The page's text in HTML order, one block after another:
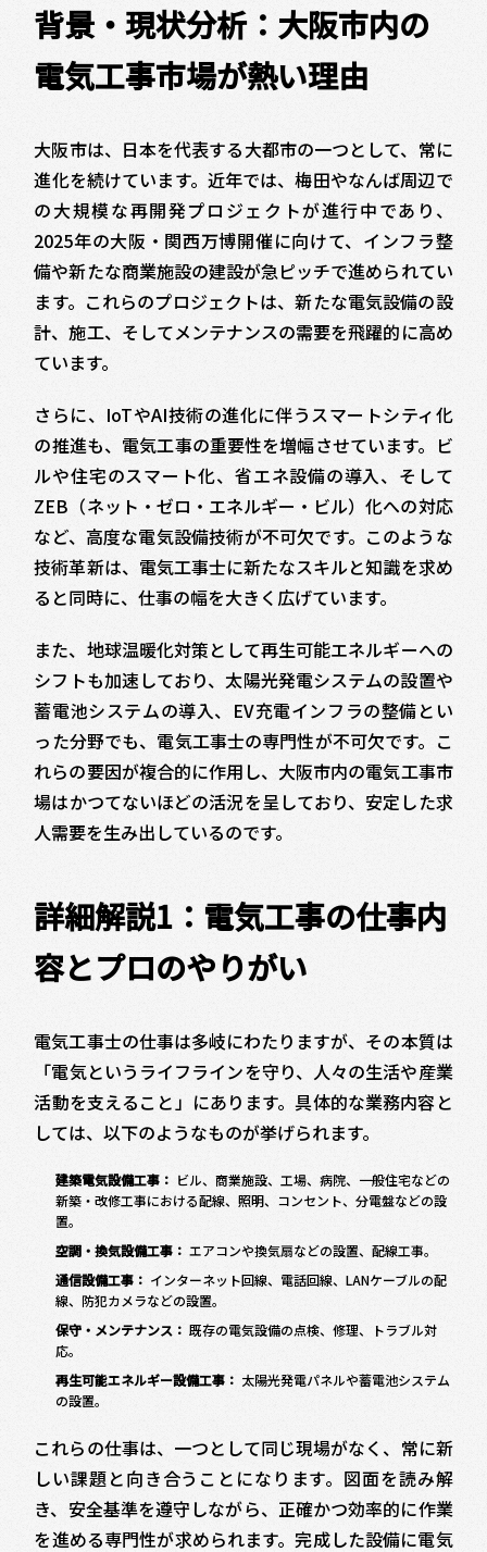
背景・現状分析：大阪市内の
電気工事市場が熱い理由
大阪市は、日本を代表する大都市の一つとして、常に
進化を続けています。近年では、梅田やなんば周辺で
の大規模な再開発プロジェクトが進行中であり、
2025年の大阪・関西万博開催に向けて、インフラ整
備や新たな商業施設の建設が急ピッチで進められてい
ます。これらのプロジェクトは、新たな電気設備の設
計、施工、そしてメンテナンスの需要を飛躍的に高め
ています。
さらに、IoTやAI技術の進化に伴うスマートシティ化
の推進も、電気工事の重要性を増幅させています。ビ
ルや住宅のスマート化、省エネ設備の導入、そして
ZEB（ネット・ゼロ・エネルギー・ビル）化への対応
など、高度な電気設備技術が不可欠です。このような
技術革新は、電気工事士に新たなスキルと知識を求め
ると同時に、仕事の幅を大きく広げています。
また、地球温暖化対策として再生可能エネルギーへの
シフトも加速しており、太陽光発電システムの設置や
蓄電池システムの導入、EV充電インフラの整備とい
った分野でも、電気工事士の専門性が不可欠です。こ
れらの要因が複合的に作用し、大阪市内の電気工事市
場はかつてないほどの活況を呈しており、安定した求
人需要を生み出しているのです。
詳細解説1：電気工事の仕事内
容とプロのやりがい
電気工事士の仕事は多岐にわたりますが、その本質は
「電気というライフラインを守り、人々の生活や産業
活動を支えること」にあります。具体的な業務内容と
しては、以下のようなものが挙げられます。
建築電気設備工事： ビル、商業施設、工場、病院、一般住宅などの
新築・改修工事における配線、照明、コンセント、分電盤などの設
置。
空調・換気設備工事： エアコンや換気扇などの設置、配線工事。
通信設備工事： インターネット回線、電話回線、LANケーブルの配
線、防犯カメラなどの設置。
保守・メンテナンス： 既存の電気設備の点検、修理、トラブル対
応。
再生可能エネルギー設備工事： 太陽光発電パネルや蓄電池システム
の設置。
これらの仕事は、一つとして同じ現場がなく、常に新
しい課題と向き合うことになります。図面を読み解
き、安全基準を遵守しながら、正確かつ効率的に作業
を進める専門性が求められます。完成した設備に電気